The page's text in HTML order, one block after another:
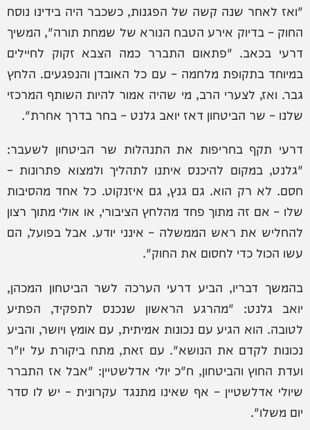
"ואז לאחר שנה קשה של הפגנות, כשכבר היה בידינו נוסח
החוק – בדיוק אירע הטבח הנורא של שמחת תורה", המשיך
דרעי בכאב. "פתאום התברר כמה הצבא זקוק לחיילים
במיוחד בתקופת מלחמה – עם כל האובדן והנפגעים. הלחץ
גבר. ואז, לצערי הרב, מי שהיה אמור להיות השותף המרכזי
שלנו – שר הביטחון דאז יואב גלנט – בחר בדרך אחרת".
דרעי תקף בחריפות את התנהלות שר הביטחון לשעבר:
"גלנט, במקום להיכנס איתנו לתהליך ולמצוא פתרונות –
חסם. לא רק הוא. גם גנץ, גם איזנקוט. כל אחד מהסיבות
שלו – אם זה מתוך פחד מהלחץ הציבורי, או אולי מתוך רצון
להחליש את ראש הממשלה – אינני יודע. אבל בפועל, הם
עשו הכול כדי לחסום את החוק".
בהמשך דבריו, הביע דרעי הערכה לשר הביטחון המכהן,
יואב גלנט: "מהרגע הראשון שנכנס לתפקיד, הפתיע
לטובה. הוא הגיע עם נכונות אמיתית, עם אומץ ויושר, והביע
נכונות לקדם את הנושא". עם זאת, מתח ביקורת על יו"ר
ועדת החוץ והביטחון, ח"כ יולי אדלשטיין: "אבל אז התברר
שיולי אדלשטיין – אף שאינו מתנגד עקרונית – יש לו סדר
יום משלו".